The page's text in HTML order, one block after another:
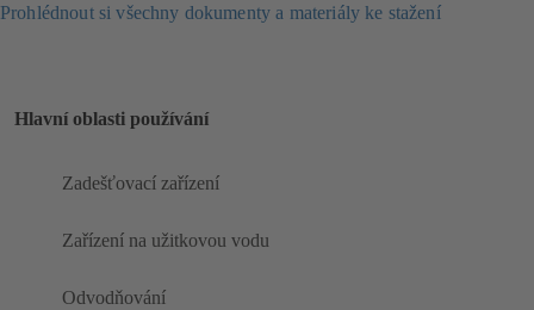
Prohlédnout si všechny dokumenty a materiály ke stažení
Hlavní oblasti používání
Zadešťovací zařízení
Zařízení na užitkovou vodu
Odvodňování